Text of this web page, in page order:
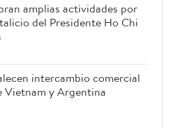
amplias actividades por
del Presidente Ho Chi
intercambio comercial
Vietnam y Argentina